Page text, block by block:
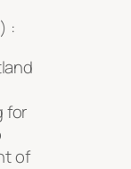
:
for
of